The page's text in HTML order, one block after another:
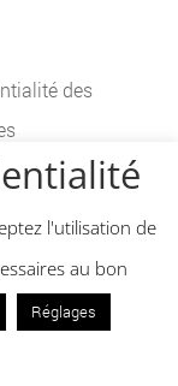
des
de passe.
l'utilisation de
au bon
Réglages